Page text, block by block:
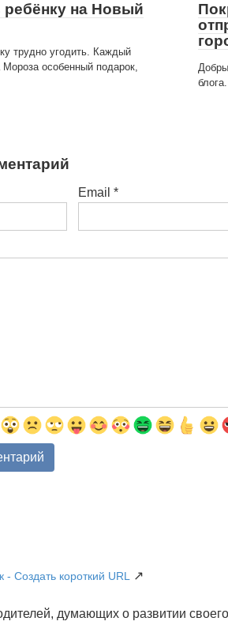
ребёнку на Новый
трудно угодить. Каждый
особенный подарок,
Email *
Создать короткий URL ↗
думающих о развитии